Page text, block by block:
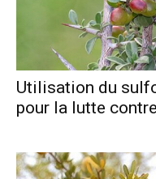
Utilisation du
pour la lutte